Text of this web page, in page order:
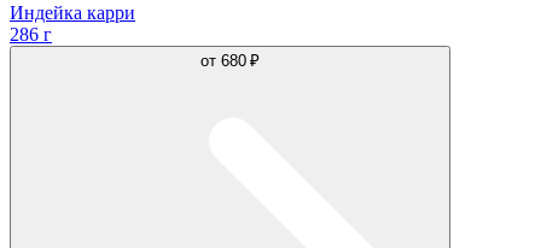
Индейка карри
286 г
от 680 ₽